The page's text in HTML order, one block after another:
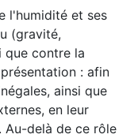
l'humidité et ses
(gravité,
que contre la
: afin
ainsi que
en leur
Au-delà de ce rôle